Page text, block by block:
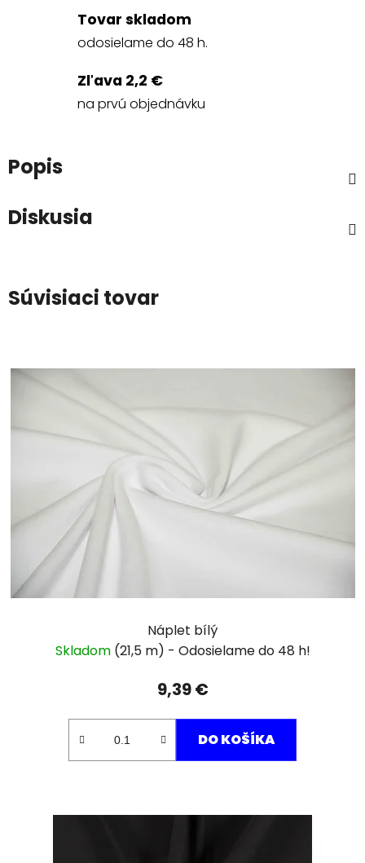
Tovar skladom
odosielame do 48 h.
Zľava 2,2 €
na prvú objednávku
Popis
Diskusia
Súvisiaci tovar
Náplet bílý
Skladom (21,5 m)
9,39 €
DO KOŠÍKA